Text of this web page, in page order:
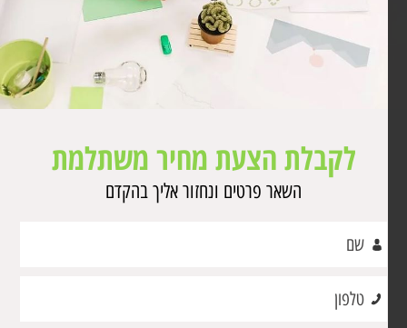
לקבלת הצעת מחיר משתלמת
השאר פרטים ונחזור אליך בהקדם